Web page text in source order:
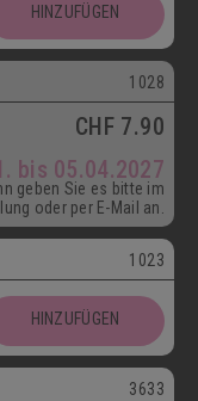
HINZUFÜGEN
ab 15.01.
1028
CHF 7.90
bis 05.04.2027
geben Sie es bitte im
oder per E-Mail an.
1023
HINZUFÜGEN
3633